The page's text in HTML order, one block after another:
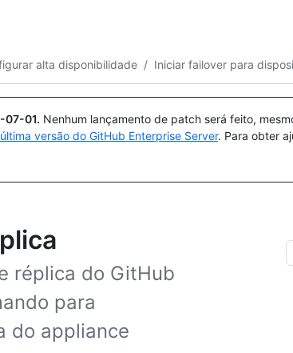
alta disponibilidade / Iniciar failover para
07-01. Nenhum lançamento de patch será feito,
versão do GitHub Enterprise Server. Para obter
réplica do GitHub
para
do appliance